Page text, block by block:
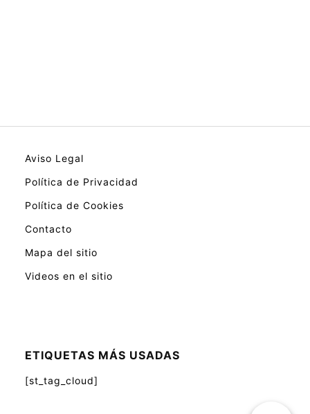
Aviso Legal
Política de Privacidad
Política de Cookies
Contacto
Mapa del sitio
Videos en el sitio
ETIQUETAS MÁS USADAS
[st_tag_cloud]